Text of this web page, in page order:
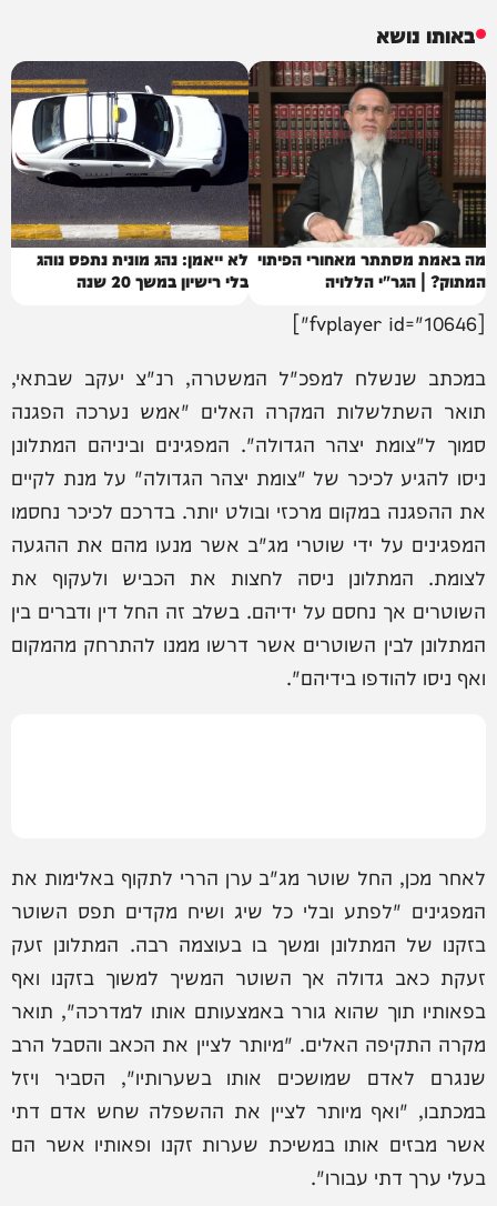
באותו נושא
מה באמת מסתתר מאחורי הפיתוי
המתוק? | הגר"י הללויה
לא ייאמן: נהג מונית נתפס נוהג
בלי רישיון במשך 20 שנה
[fvplayer id="10646"]
במכתב שנשלח למפכ"ל המשטרה, רנ"צ יעקב שבתאי,
תואר השתלשלות המקרה האלים "אמש נערכה הפגנה
סמוך ל"צומת יצהר הגדולה". המפגינים וביניהם המתלונן
ניסו להגיע לכיכר של "צומת יצהר הגדולה" על מנת לקיים
את ההפגנה במקום מרכזי ובולט יותר. בדרכם לכיכר נחסמו
המפגינים על ידי שוטרי מג"ב אשר מנעו מהם את ההגעה
לצומת. המתלונן ניסה לחצות את הכביש ולעקוף את
השוטרים אך נחסם על ידיהם. בשלב זה החל דין ודברים בין
המתלונן לבין השוטרים אשר דרשו ממנו להתרחק מהמקום
ואף ניסו להודפו בידיהם".
לאחר מכן, החל שוטר מג"ב ערן הררי לתקוף באלימות את
המפגינים "לפתע ובלי כל שיג ושיח מקדים תפס השוטר
בזקנו של המתלונן ומשך בו בעוצמה רבה. המתלונן זעק
זעקת כאב גדולה אך השוטר המשיך למשוך בזקנו ואף
בפאותיו תוך שהוא גורר באמצעותם אותו למדרכה", תואר
מקרה התקיפה האלים. "מיותר לציין את הכאב והסבל הרב
שנגרם לאדם שמושכים אותו בשערותיו", הסביר ויזל
במכתבו, "ואף מיותר לציין את ההשפלה שחש אדם דתי
אשר מבזים אותו במשיכת שערות זקנו ופאותיו אשר הם
בעלי ערך דתי עבורו".